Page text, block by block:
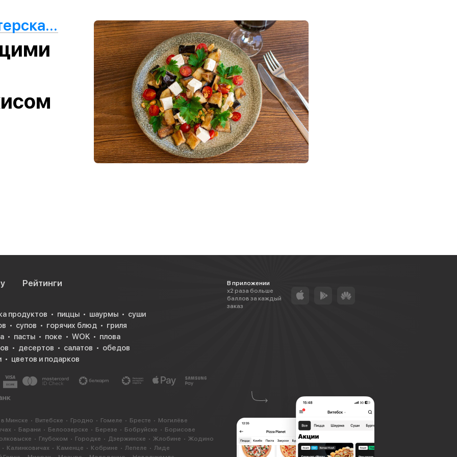
Atelier Culinaire · Мастерская еды
Рейтинги
В приложении
х2 раза больше
баллов за каждый
заказ
продуктов пиццы шаурмы
суши
супов горячих блюд
гриля
пасты поке WOK
плова
десертов салатов
обедов
цветов и подарков
Минске Витебске Гродно Гомеле Бресте
Могилёве
Барани Белоозерске Березе Бобруйске
Борисове
Глубоком Городке Дзержинске Жлобине
Жодино
Калинковичах
Каменце Кобрине Лепеле
Лиде